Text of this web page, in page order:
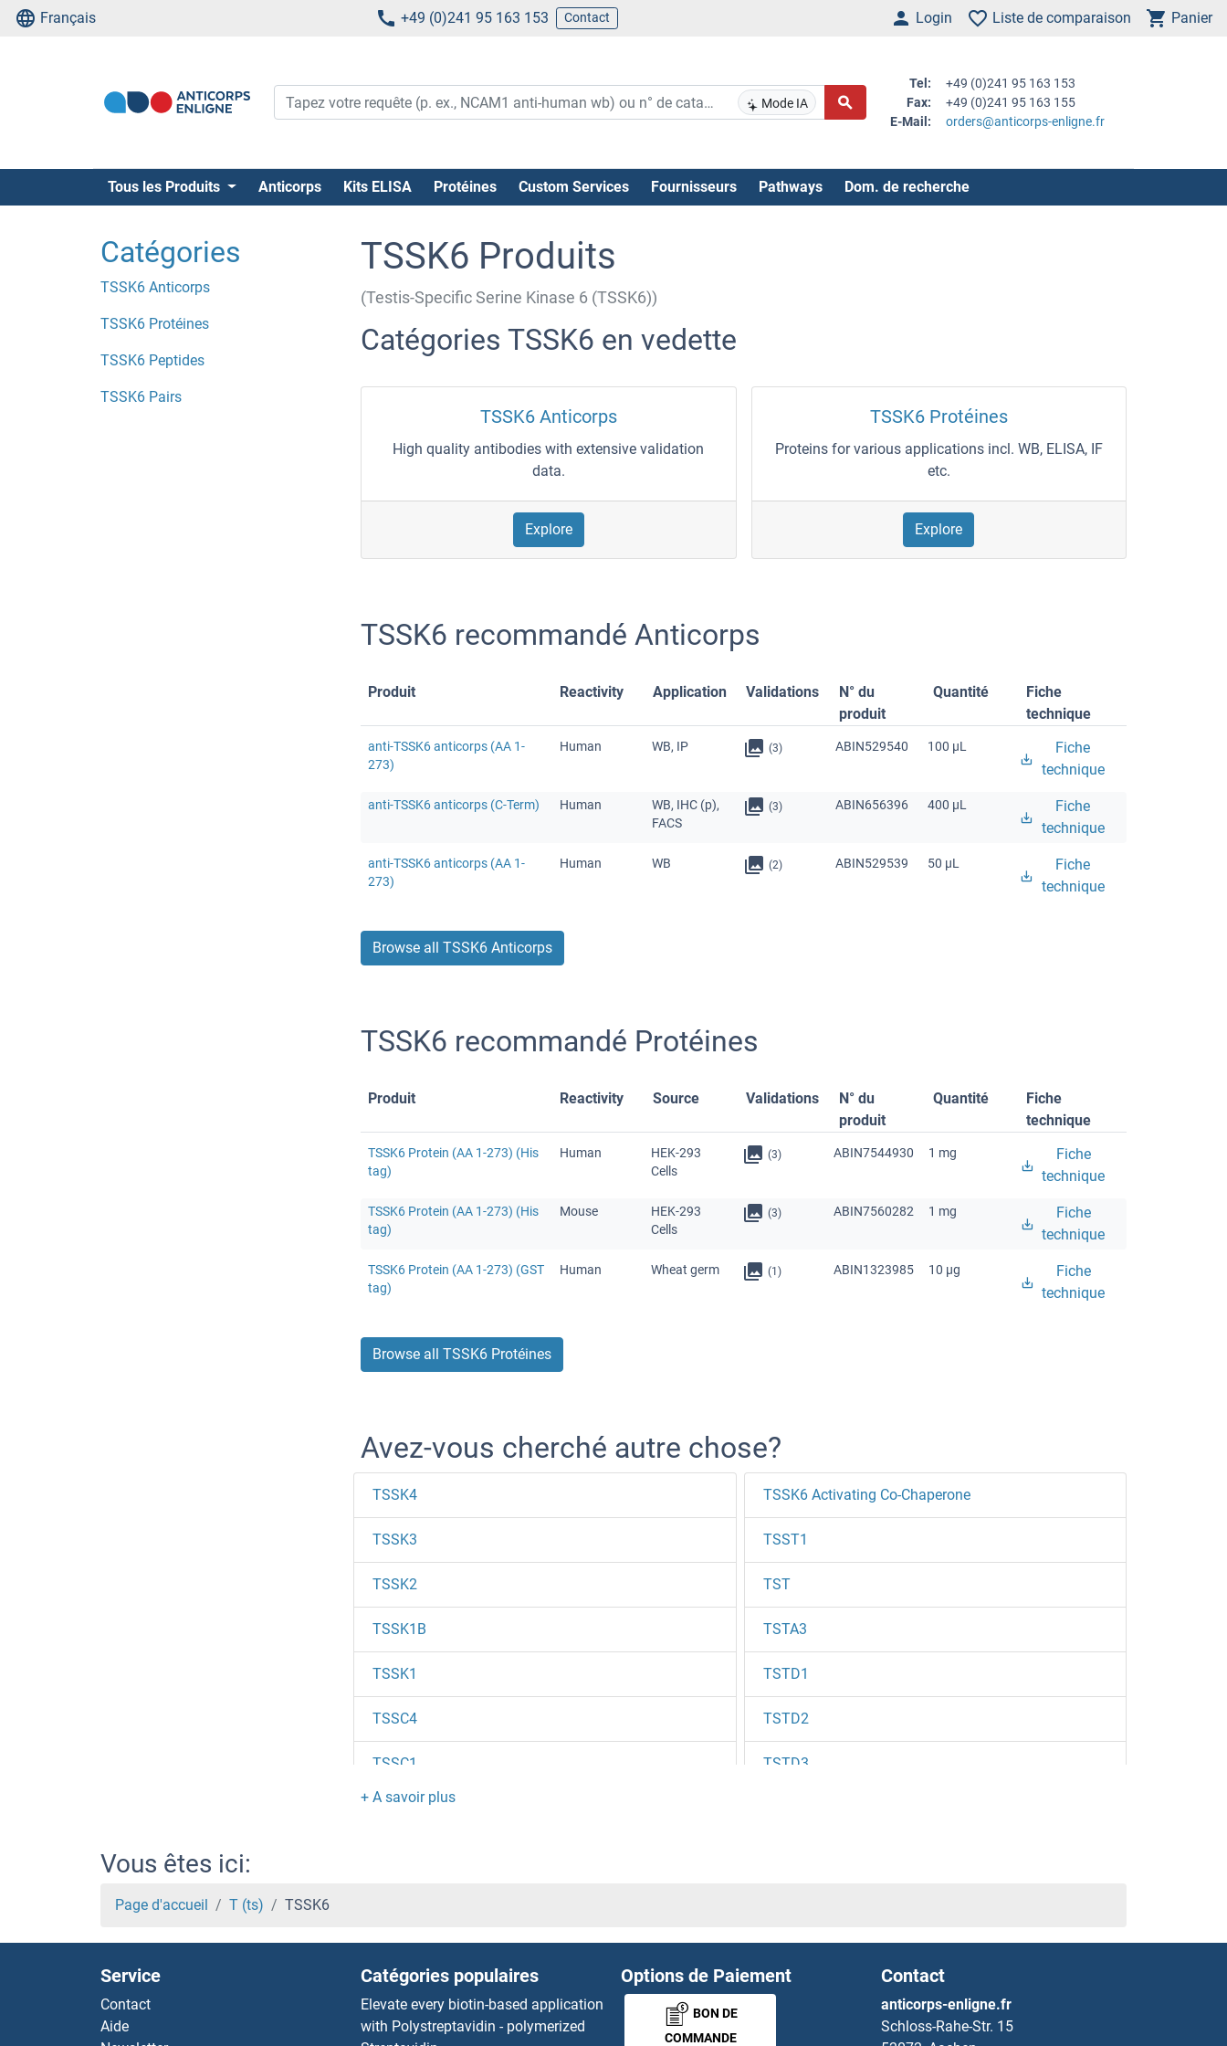
Français +49 (0)241 95 163 153 Contact Login Liste de comparaison Panier
Mode IA
Tel:
+49 (0)241 95 163 153
Fax:
+49 (0)241 95 163 155
E-Mail:
orders@anticorps-enligne.fr
Tous les Produits Anticorps Kits ELISA Protéines Custom Services Fournisseurs Pathways Dom. de recherche
Catégories
TSSK6 Anticorps
TSSK6 Protéines
TSSK6 Peptides
TSSK6 Pairs
TSSK6 Produits
(Testis-Specific Serine Kinase 6 (TSSK6))
Catégories TSSK6 en vedette
TSSK6 Anticorps
High quality antibodies with extensive validation
data.
Explore
TSSK6 Protéines
Proteins for various applications incl. WB, ELISA, IF
etc.
Explore
TSSK6 recommandé Anticorps
Produit Reactivity Application Validations
N° du
produit
Quantité
Fiche
technique
anti-TSSK6 anticorps (AA 1-
273)
Human WB, IP (3) ABIN529540 100 μL
Fiche
technique
anti-TSSK6 anticorps (C-Term) Human
WB, IHC (p),
FACS
(3) ABIN656396 400 μL
Fiche
technique
anti-TSSK6 anticorps (AA 1-
273)
Human WB (2) ABIN529539 50 μL
Fiche
technique
Browse all TSSK6 Anticorps
TSSK6 recommandé Protéines
Produit Reactivity Source Validations
N° du
produit
Quantité
Fiche
technique
TSSK6 Protein (AA 1-273) (His
tag)
Human
HEK-293
Cells
(3) ABIN7544930 1 mg
Fiche
technique
TSSK6 Protein (AA 1-273) (His
tag)
Mouse
HEK-293
Cells
(3) ABIN7560282 1 mg
Fiche
technique
TSSK6 Protein (AA 1-273) (GST
tag)
Human Wheat germ (1) ABIN1323985 10 μg
Fiche
technique
Browse all TSSK6 Protéines
Avez-vous cherché autre chose?
TSSK4
TSSK3
TSSK2
TSSK1B
TSSK1
TSSC4
TSSC1
TSR1
TSPYL5
TSPYL1
TSSK6 Activating Co-Chaperone
TSST1
TST
TSTA3
TSTD1
TSTD2
TSTD3
TTC12
TTC13
Vous êtes ici:
Page d'accueil T (ts) TSSK6
Service
Contact
Aide
Catégories populaires
Elevate every biotin-based application
with Polystreptavidin - polymerized
Options de Paiement
BON DE
COMMANDE
Contact
anticorps-enligne.fr
Schloss-Rahe-Str. 15